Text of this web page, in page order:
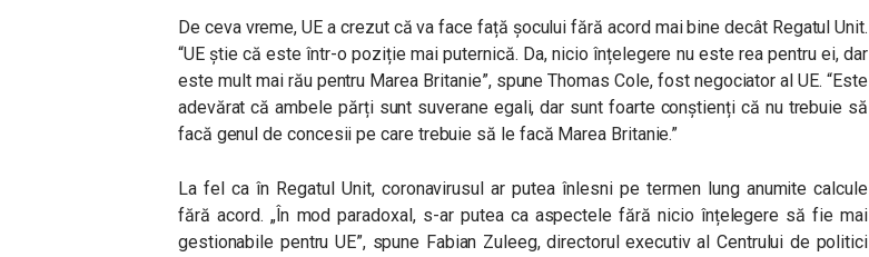
De ceva vreme, UE a crezut că va face față șocului fără acord mai bine decât Regatul Unit.
“UE știe că este într-o poziție mai puternică. Da, nicio înțelegere nu este rea pentru ei, dar
este mult mai rău pentru Marea Britanie”, spune Thomas Cole, fost negociator al UE. “Este
adevărat că ambele părți sunt suverane egali, dar sunt foarte conștienți că nu trebuie să
facă genul de concesii pe care trebuie să le facă Marea Britanie.”
La fel ca în Regatul Unit, coronavirusul ar putea înlesni pe termen lung anumite calcule
fără acord. „În mod paradoxal, s-ar putea ca aspectele fără nicio înțelegere să fie mai
gestionabile pentru UE”, spune Fabian Zuleeg, directorul executiv al Centrului de politici